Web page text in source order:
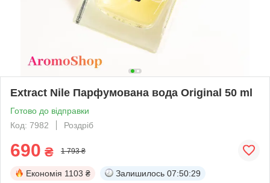
Extract Nile Парфумована вода Original 50 ml
Готово до відправки
Код: 7982
Роздріб
690 ₴ 1 793 ₴
Економія 1103 ₴ Залишилось 07:50:29